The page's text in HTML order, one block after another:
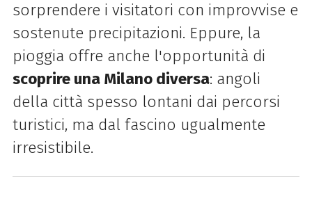
sorprendere i visitatori con improvvise e
sostenute precipitazioni. Eppure, la
pioggia offre anche l'opportunità di
scoprire una Milano diversa: angoli
della città spesso lontani dai percorsi
turistici, ma dal fascino ugualmente
irresistibile.